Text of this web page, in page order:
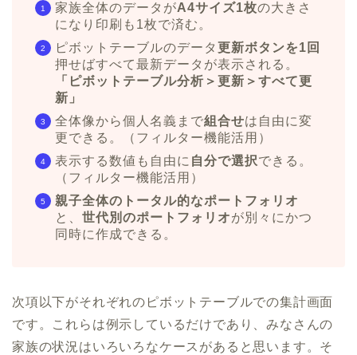
家族全体のデータがA4サイズ1枚の大きさ
になり印刷も1枚で済む。
ピボットテーブルのデータ 更新ボタンを1回
押せばすべて最新データが表示される。
「ピボットテーブル分析＞更新＞すべて更
新」
全体像から個人名義まで組合せは自由に変
更できる。（フィルター機能活用）
表示する数値も自由に 自分で選択できる。
（フィルター機能活用）
親子全体のトータル的なポートフォリオ
と、 世代別のポートフォリオが別々にかつ
同時に作成できる。
次項以下がそれぞれのピボットテーブルでの集計画面
です。これらは例示しているだけであり、みなさんの
家族の状況はいろいろなケースがあると思います。そ